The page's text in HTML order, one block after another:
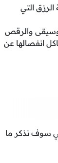
التي
والرقص
انفصالها عن
سوف نذكر ما